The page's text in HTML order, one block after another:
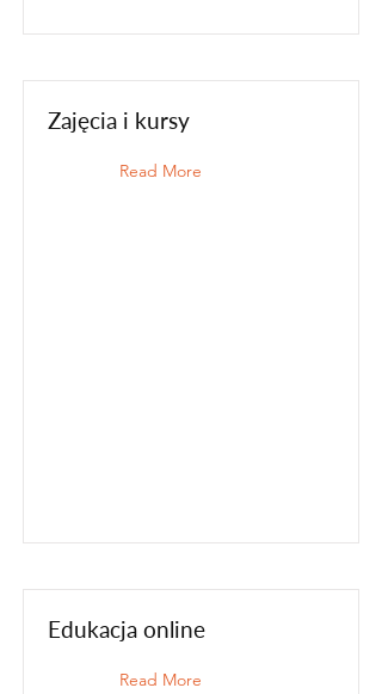
Zajęcia i kursy
Read More
Edukacja online
Read More